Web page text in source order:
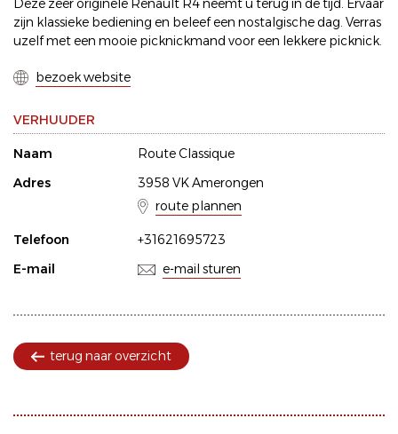
zijn klassieke bediening en beleef een nostalgische dag. Verras
uzelf met een mooie picknickmand voor een lekkere picknick.
bezoek website
VERHUUDER
Naam
Route Classique
Adres
3958 VK Amerongen
route plannen
Telefoon
+31621695723
E-mail
e-mail sturen
terug naar overzicht